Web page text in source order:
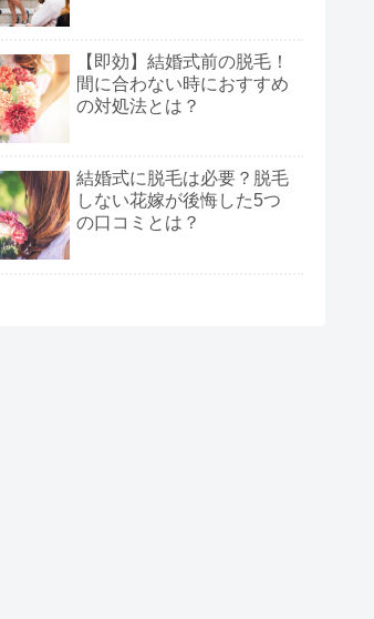
【即効】結婚式前の脱毛！
間に合わない時におすすめ
の対処法とは？
結婚式に脱毛は必要？脱毛
しない花嫁が後悔した5つ
の口コミとは？